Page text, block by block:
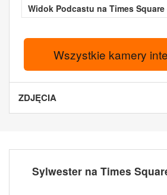
Widok Podcastu na Times
Wszystkie kamery
ZDJĘCIA
Sylwester na Times